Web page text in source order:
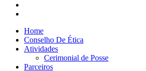
Home
Conselho De Ética
Atividades
Cerimonial de Posse
Parceiros